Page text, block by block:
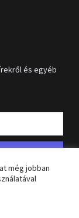
és egyéb
még jobban